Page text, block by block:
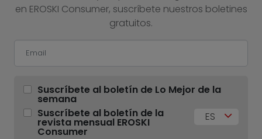
en EROSKI Consumer, suscríbete nuestros boletines
gratuitos.
Suscríbete al boletín de Lo Mejor de la
semana
Suscríbete al boletín de la
revista mensual EROSKI
Consumer
ES